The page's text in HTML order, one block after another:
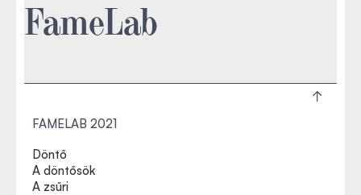
FameLab
FAMELAB 2021
Döntő
A döntősök
A zsűri